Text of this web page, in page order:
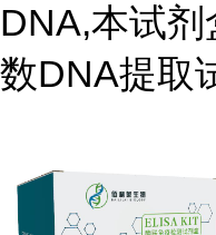
DNA,本试
数DNA提取